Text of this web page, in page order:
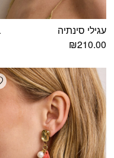
עגילי סינתיה
₪210.00